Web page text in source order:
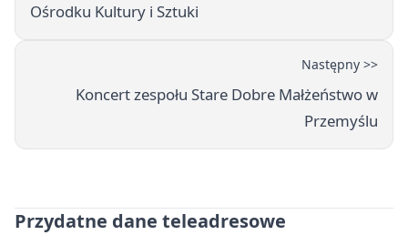
Ośrodku Kultury i Sztuki
Następny >>
Koncert zespołu Stare Dobre Małżeństwo w
Przemyślu
Przydatne dane teleadresowe